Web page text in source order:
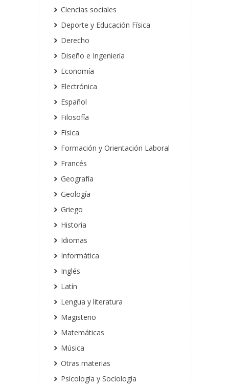
Ciencias sociales
Deporte y Educación Física
Derecho
Diseño e Ingeniería
Economía
Electrónica
Español
Filosofía
Física
Formación y Orientación Laboral
Francés
Geografía
Geología
Griego
Historia
Idiomas
Informática
Inglés
Latín
Lengua y literatura
Magisterio
Matemáticas
Música
Otras materias
Psicología y Sociología